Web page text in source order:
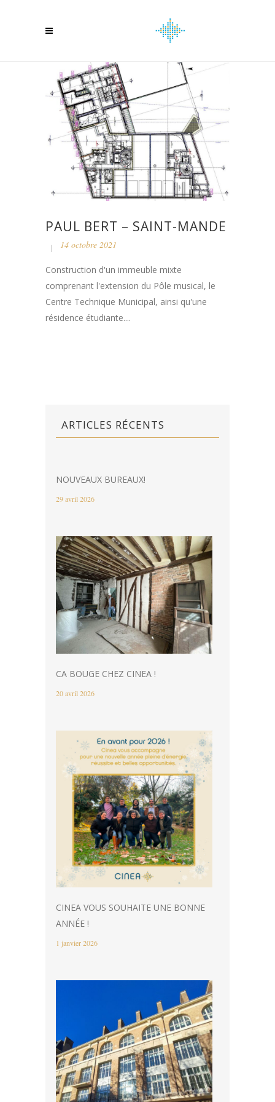
PAUL BERT – SAINT-MANDE
14 octobre 2021
Construction d'un immeuble mixte
comprenant l'extension du Pôle musical, le
Centre Technique Municipal, ainsi qu'une
résidence étudiante....
ARTICLES RÉCENTS
NOUVEAUX BUREAUX!
29 avril 2026
CA BOUGE CHEZ CINEA !
20 avril 2026
CINEA VOUS SOUHAITE UNE BONNE
ANNÉE !
1 janvier 2026